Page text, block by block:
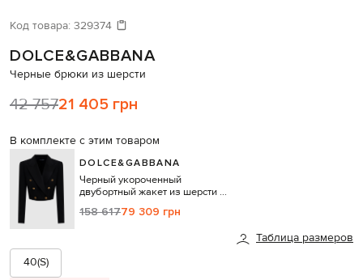
Код товара: 329374
DOLCE&GABBANA
Черные брюки из шерсти
42 75721 405 грн
В комплекте с этим товаром
DOLCE&GABBANA
Черный укороченный
двубортный жакет из шерсти и
158 61779 309 грн
Таблица размеров
40(S)